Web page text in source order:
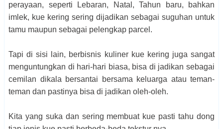
perayaan, seperti Lebaran, Natal, Tahun baru, bahkan
imlek, kue kering sering dijadikan sebagai suguhan untuk
tamu maupun sebagai pelengkap parcel.
Tapi di sisi lain, berbisnis kuliner kue kering juga sangat
menguntungkan di hari-hari biasa, bisa di jadikan sebagai
cemilan dikala bersantai bersama keluarga atau teman-
teman dan pastinya bisa di jadikan oleh-oleh.
Kita yang suka dan sering membuat kue pasti tahu dong